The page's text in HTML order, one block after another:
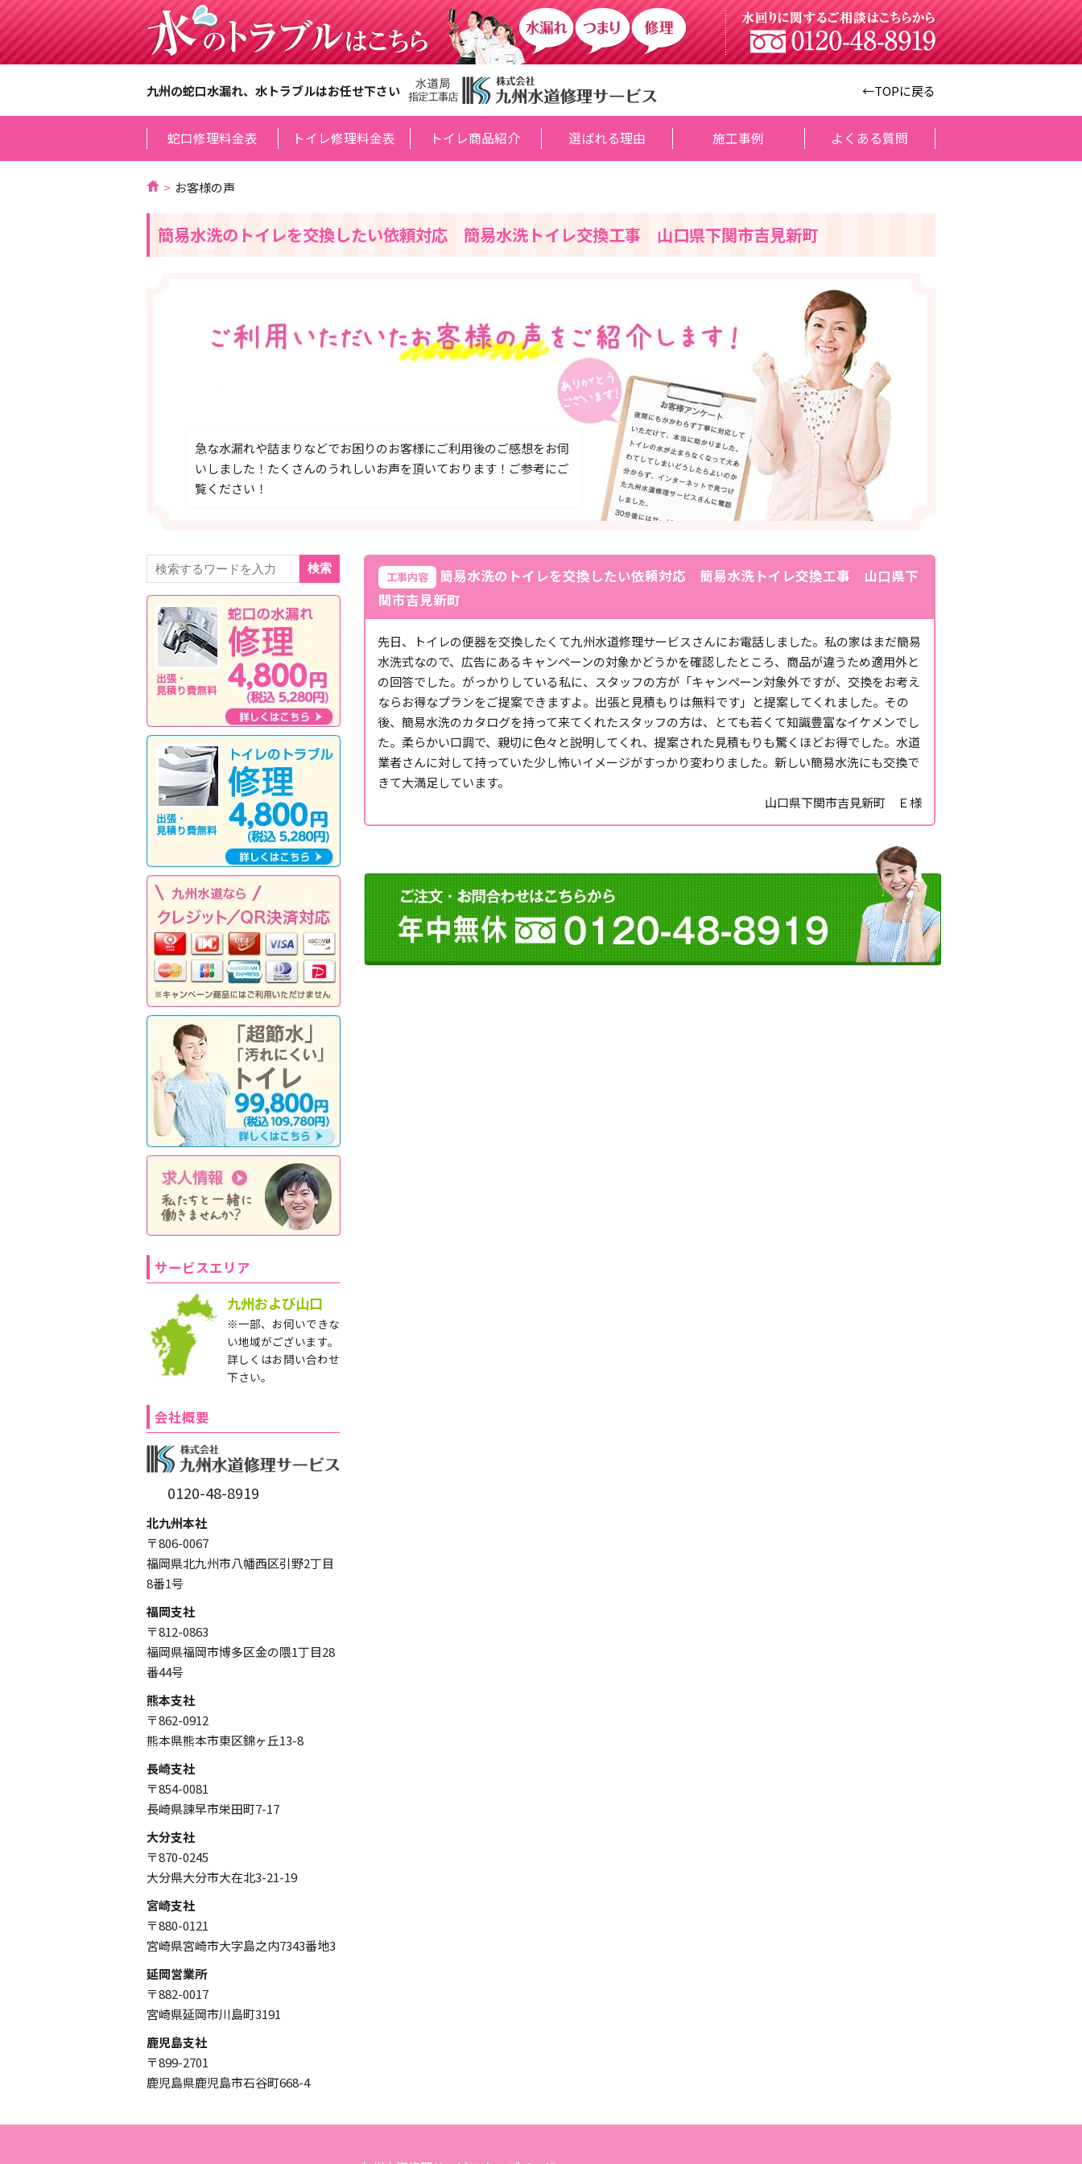
九州の蛇口水漏れ、水トラブルはお任せ下さい ←TOPに戻る
蛇口修理料金表 トイレ修理料金表 トイレ商品紹介 選ばれる理由 施工事例 よくある質問
お客様の声
簡易水洗のトイレを交換したい依頼対応 簡易水洗トイレ交換工事 山口県下関市吉見新町
急な水漏れや詰まりなどでお困りのお客様にご利用後のご感想をお伺
いしました！たくさんのうれしいお声を頂いております！ご参考にご
覧ください！
工事内容
簡易水洗のトイレを交換したい依頼対応 簡易水洗トイレ交換工事 山口県下
関市吉見新町
先日、トイレの便器を交換したくて九州水道修理サービスさんにお電話しました。私の家はまだ簡易
水洗式なので、広告にあるキャンペーンの対象かどうかを確認したところ、商品が違うため適用外と
の回答でした。がっかりしている私に、スタッフの方が「キャンペーン対象外ですが、交換をお考え
ならお得なプランをご提案できますよ。出張と見積もりは無料です」と提案してくれました。その
後、簡易水洗のカタログを持って来てくれたスタッフの方は、とても若くて知識豊富なイケメンでし
た。柔らかい口調で、親切に色々と説明してくれ、提案された見積もりも驚くほどお得でした。水道
業者さんに対して持っていた少し怖いイメージがすっかり変わりました。新しい簡易水洗にも交換で
きて大満足しています。
山口県下関市吉見新町 Ｅ様
検索
サービスエリア
九州および山口
※一部、お伺いできな
い地域がございます。
詳しくはお問い合わせ
下さい。
会社概要
0120-48-8919
北九州本社
〒806-0067
福岡県北九州市八幡西区引野2丁目
8番1号
福岡支社
〒812-0863
福岡県福岡市博多区金の隈1丁目28
番44号
熊本支社
〒862-0912
熊本県熊本市東区錦ヶ丘13-8
長崎支社
〒854-0081
長崎県諫早市栄田町7-17
大分支社
〒870-0245
大分県大分市大在北3-21-19
宮崎支社
〒880-0121
宮崎県宮崎市大字島之内7343番地3
延岡営業所
〒882-0017
宮崎県延岡市川島町3191
鹿児島支社
〒899-2701
鹿児島県鹿児島市石谷町668-4